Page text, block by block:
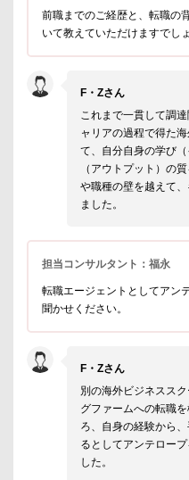
前職までのご経歴と、転職の
いて教えていただけますでし
F・Zさん
これまで一貫して調
ャリアの過程で得た
て、自分自身の学び
（アウトプット）の
や職種の壁を越えて
ました。
担当コンサルタント：福永
転職エージェントとしてアン
聞かせください。
F・Zさん
別の海外ビジネスス
グファームへの転職
ろ、自身の経験から
るとしてアンテロー
した。